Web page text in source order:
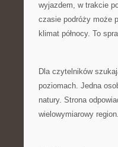
wyjazdem, w trakcie
czasie podróży może
klimat północy. To
Dla czytelników
poziomach. Jedna
natury. Strona
wielowymiarowy region.